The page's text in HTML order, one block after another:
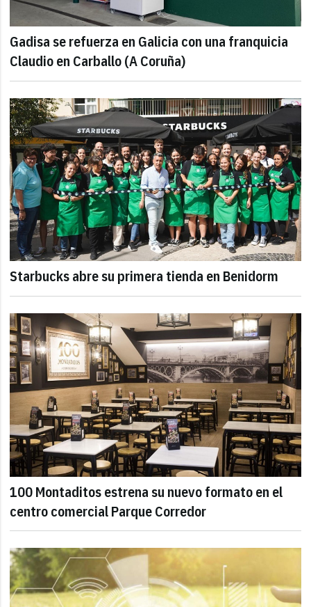
Gadisa se refuerza en Galicia con una franquicia
Claudio en Carballo (A Coruña)
Starbucks abre su primera tienda en Benidorm
100 Montaditos estrena su nuevo formato en el
centro comercial Parque Corredor